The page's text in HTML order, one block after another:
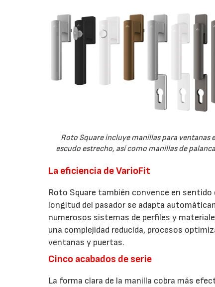
Roto Square incluye manillas para ventanas
escudo estrecho, así como manillas de
La eficiencia de VarioFit
Roto Square también convence en
longitud del pasador se adapta
numerosos sistemas de perfiles y
una complejidad reducida, procesos
ventanas y puertas.
Cinco acabados de serie
La forma clara de la manilla cobra más